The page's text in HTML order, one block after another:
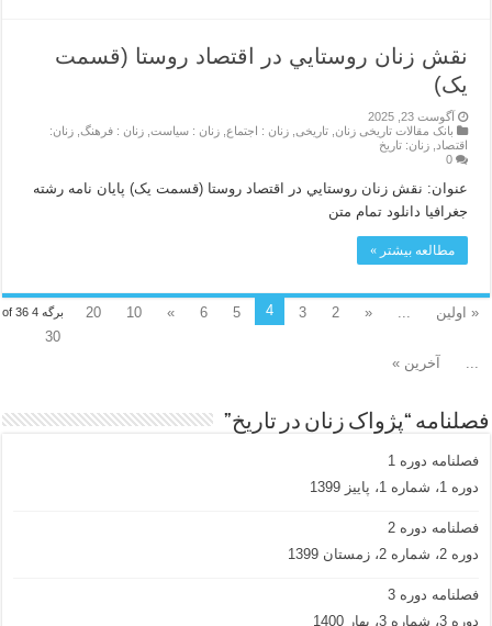
نقش زنان روستايي در اقتصاد روستا (قسمت
یک)
آگوست 23, 2025
بانک مقالات تاریخی زنان ,تاریخی ,زنان : اجتماع ,زنان : سیاست ,زنان : فرهنگ ,زنان:
اقتصاد
,زنان: تاریخ
0
عنوان: نقش زنان روستايي در اقتصاد روستا (قسمت یک) پايان نامه رشته
جغرافيا دانلود تمام متن
مطالعه بیشتر »
برگه 4 of 36 « اولین «
2
3
4
5
6
»
10
20
30
آخرین »
فصلنامه “پژواک زنان در تاریخ”
فصلنامه دوره 1
دوره 1، شماره 1، پاییز 1399
فصلنامه دوره 2
دوره 2، شماره 2، زمستان 1399
فصلنامه دوره 3
دوره 3، شماره 3، بهار 1400